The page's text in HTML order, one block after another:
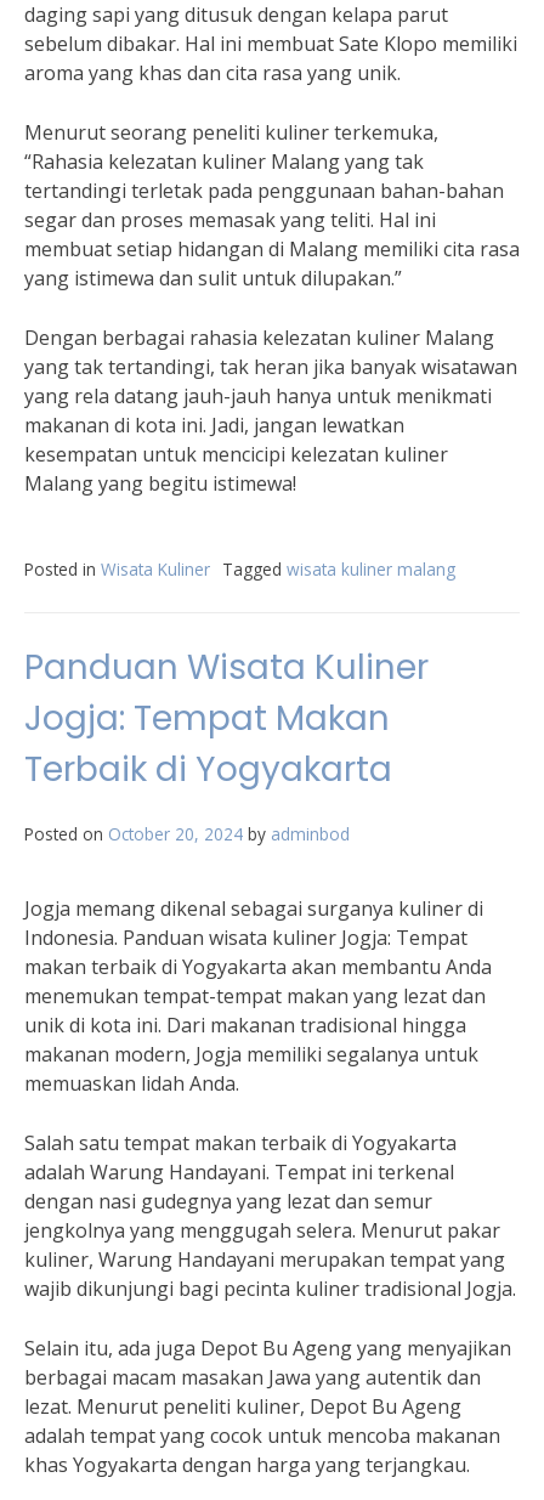
daging sapi yang ditusuk dengan kelapa parut
sebelum dibakar. Hal ini membuat Sate Klopo memiliki
aroma yang khas dan cita rasa yang unik.
Menurut seorang peneliti kuliner terkemuka,
“Rahasia kelezatan kuliner Malang yang tak
tertandingi terletak pada penggunaan bahan-bahan
segar dan proses memasak yang teliti. Hal ini
membuat setiap hidangan di Malang memiliki cita rasa
yang istimewa dan sulit untuk dilupakan.”
Dengan berbagai rahasia kelezatan kuliner Malang
yang tak tertandingi, tak heran jika banyak wisatawan
yang rela datang jauh-jauh hanya untuk menikmati
makanan di kota ini. Jadi, jangan lewatkan
kesempatan untuk mencicipi kelezatan kuliner
Malang yang begitu istimewa!
Posted in Wisata Kuliner Tagged wisata kuliner malang
Panduan Wisata Kuliner
Jogja: Tempat Makan
Terbaik di Yogyakarta
Posted on October 20, 2024 by adminbod
Jogja memang dikenal sebagai surganya kuliner di
Indonesia. Panduan wisata kuliner Jogja: Tempat
makan terbaik di Yogyakarta akan membantu Anda
menemukan tempat-tempat makan yang lezat dan
unik di kota ini. Dari makanan tradisional hingga
makanan modern, Jogja memiliki segalanya untuk
memuaskan lidah Anda.
Salah satu tempat makan terbaik di Yogyakarta
adalah Warung Handayani. Tempat ini terkenal
dengan nasi gudegnya yang lezat dan semur
jengkolnya yang menggugah selera. Menurut pakar
kuliner, Warung Handayani merupakan tempat yang
wajib dikunjungi bagi pecinta kuliner tradisional Jogja.
Selain itu, ada juga Depot Bu Ageng yang menyajikan
berbagai macam masakan Jawa yang autentik dan
lezat. Menurut peneliti kuliner, Depot Bu Ageng
adalah tempat yang cocok untuk mencoba makanan
khas Yogyakarta dengan harga yang terjangkau.